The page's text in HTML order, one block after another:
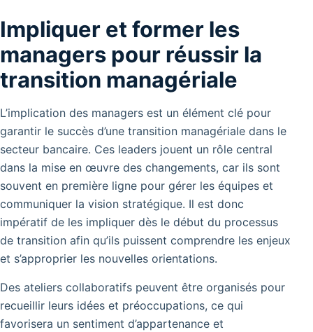
Impliquer et former les
managers pour réussir la
transition managériale
L’implication des managers est un élément clé pour
garantir le succès d’une transition managériale dans le
secteur bancaire. Ces leaders jouent un rôle central
dans la mise en œuvre des changements, car ils sont
souvent en première ligne pour gérer les équipes et
communiquer la vision stratégique. Il est donc
impératif de les impliquer dès le début du processus
de transition afin qu’ils puissent comprendre les enjeux
et s’approprier les nouvelles orientations.
Des ateliers collaboratifs peuvent être organisés pour
recueillir leurs idées et préoccupations, ce qui
favorisera un sentiment d’appartenance et